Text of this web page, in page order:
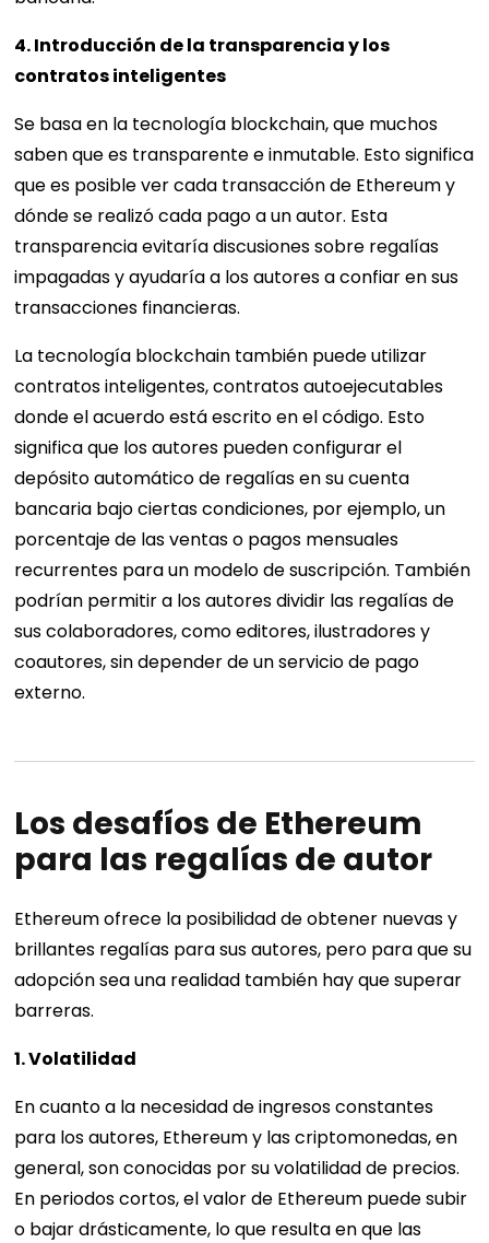
4. Introducción de la transparencia y los
contratos inteligentes
Se basa en la tecnología blockchain, que muchos
saben que es transparente e inmutable. Esto significa
que es posible ver cada transacción de Ethereum y
dónde se realizó cada pago a un autor. Esta
transparencia evitaría discusiones sobre regalías
impagadas y ayudaría a los autores a confiar en sus
transacciones financieras.
La tecnología blockchain también puede utilizar
contratos inteligentes, contratos autoejecutables
donde el acuerdo está escrito en el código. Esto
significa que los autores pueden configurar el
depósito automático de regalías en su cuenta
bancaria bajo ciertas condiciones, por ejemplo, un
porcentaje de las ventas o pagos mensuales
recurrentes para un modelo de suscripción. También
podrían permitir a los autores dividir las regalías de
sus colaboradores, como editores, ilustradores y
coautores, sin depender de un servicio de pago
externo.
Los desafíos de Ethereum
para las regalías de autor
Ethereum ofrece la posibilidad de obtener nuevas y
brillantes regalías para sus autores, pero para que su
adopción sea una realidad también hay que superar
barreras.
1. Volatilidad
En cuanto a la necesidad de ingresos constantes
para los autores, Ethereum y las criptomonedas, en
general, son conocidas por su volatilidad de precios.
En periodos cortos, el valor de Ethereum puede subir
o bajar drásticamente, lo que resulta en que las